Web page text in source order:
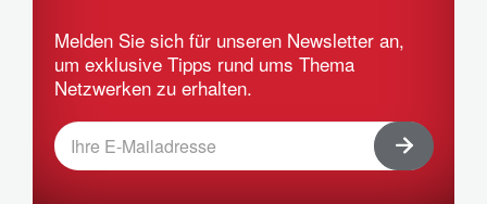
Melden Sie sich für unseren Newsletter an,
um exklusive Tipps rund ums Thema
Netzwerken zu erhalten.